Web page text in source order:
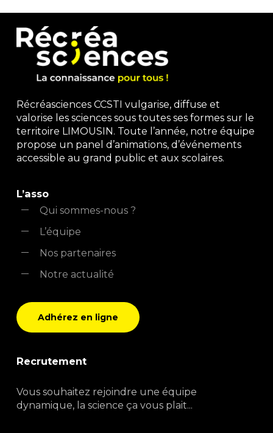
Récréasciences CCSTI vulgarise, diffuse et
valorise les sciences sous toutes ses formes sur le
territoire LIMOUSIN. Toute l’année, notre équipe
propose un panel d’animations, d’événements
accessible au grand public et aux scolaires.
L’asso
Qui sommes-nous ?
L’équipe
Nos partenaires
Notre actualité
Adhérez en ligne
Recrutement
Vous souhaitez rejoindre une équipe
dynamique, la science ça vous plait...